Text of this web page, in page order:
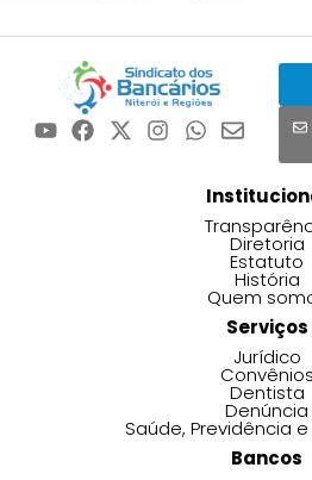
Diretoria
Estatuto
História
Quem
Serviços
Jurídico
Convênios
Dentista
Denúncia
Saúde, Previdência
Bancos